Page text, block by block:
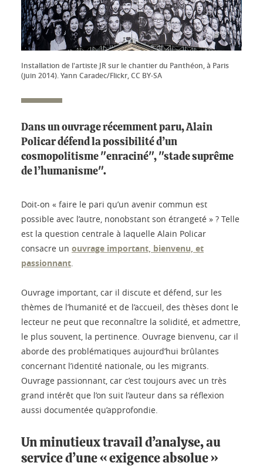
Installation de l'artiste JR sur le chantier du Panthéon, à Paris
(juin 2014). Yann Caradec/Flickr, CC BY-SA
Dans un ouvrage récemment paru, Alain
Policar défend la possibilité d’un
cosmopolitisme "enraciné", "stade suprême
de l’humanisme".
Doit-on « faire le pari qu’un avenir commun est
possible avec l’autre, nonobstant son étrangeté » ? Telle
est la question centrale à laquelle Alain Policar
consacre un ouvrage important, bienvenu, et
passionnant.
Ouvrage important, car il discute et défend, sur les
thèmes de l’humanité et de l’accueil, des thèses dont le
lecteur ne peut que reconnaître la solidité, et admettre,
le plus souvent, la pertinence. Ouvrage bienvenu, car il
aborde des problématiques aujourd’hui brûlantes
concernant l’identité nationale, ou les migrants.
Ouvrage passionnant, car c’est toujours avec un très
grand intérêt que l’on suit l’auteur dans sa réflexion
aussi documentée qu’approfondie.
Un minutieux travail d’analyse, au
service d’une « exigence absolue »